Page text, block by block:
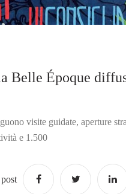
Belle Époque
visite guidate, aperture
e 1.500